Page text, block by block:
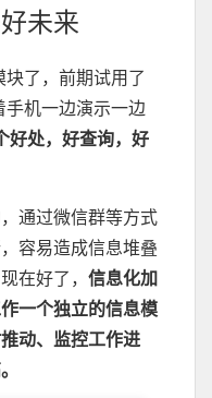
未来
了，前期试用了
手机一边演示一边
好处，好查询，好
通过微信群等方式
容易造成信息堆叠
在好了， 信息化加
一个独立的信息模
动、监控工作进